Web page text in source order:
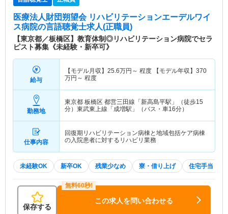
医療法人財団朔望会 リハビリテーションエーデルワイ
ス病院の言語聴覚士求人(正職員)
【東京都／板橋区】教育体制◎リハビリテーション病院でセラ
ピスト募集《未経験・新卒可》
給与
【モデル月収】 25.6万円～ 程度 【モデル年収】 370
万円～ 程度
勤務地
東京都 板橋区 都営三田線「新高島平駅」（徒歩15
分）東武東上線「成増駅」（バス・車16分）
仕事内容
回復期リハビリテーション病棟と地域包括ケア病棟
の入院患者に対するリハビリ業務
未経験OK 新卒OK 残業少なめ 寮・借り上げ 住宅手当・補
保存する
この求人を問い合わせる